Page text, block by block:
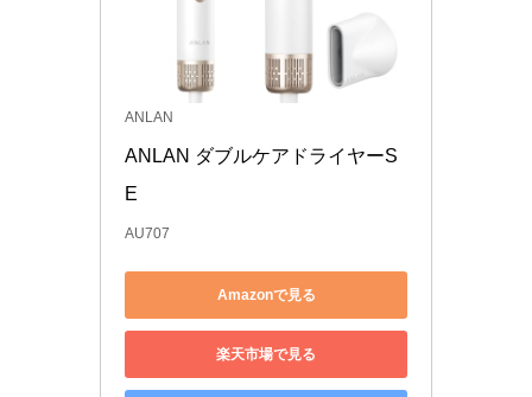
ANLAN
ANLAN ダブルケアドライヤーS
E
AU707
Amazonで見る
楽天市場で見る